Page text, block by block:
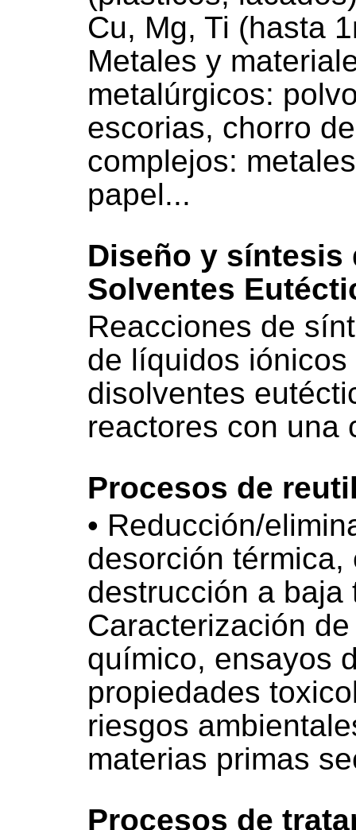
Cu, Mg, Ti (hasta
Metales y
metalúrgicos:
escorias, chorro
complejos:
papel...
Diseño y
Solventes
Reacciones de
de líquidos
disolventes
reactores con una
Procesos de
• Reducción/
desorción
destrucción a baja
Caracterización
químico, ensayos
propiedades
riesgos
materias primas
Procesos de